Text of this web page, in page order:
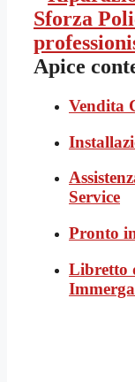
Apice
Vendita
Service
Pronto
Libretto